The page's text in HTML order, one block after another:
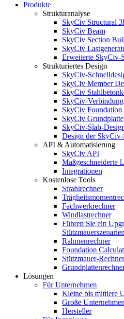
Produkte
Strukturanalyse
SkyCiv Structural
SkyCiv Beam
SkyCiv Section
SkyCiv
Erweiterte SkyCiv-
Strukturiertes Design
SkyCiv-
SkyCiv Member
SkyCiv
SkyCiv-
SkyCiv Foundation
SkyCiv Grundplatte
SkyCiv-Slab-
Design der SkyCiv-
API & Automatisierung
SkyCiv API
Maßgeschneiderte
Integrationen
Kostenlose Tools
Strahlrechner
Fachwerkrechner
Windlastrechner
Führen Sie ein
Rahmenrechner
Foundation
Stützmauer-Rechner
Lösungen
Für Unternehmen
Kleine bis mittlere
Große Unternehmen
Hersteller